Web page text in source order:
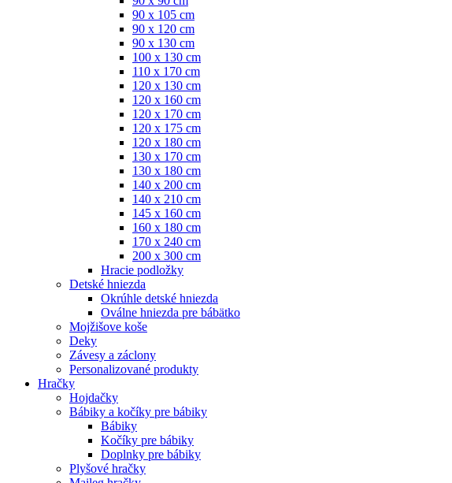
90 x 105 cm
90 x 120 cm
90 x 130 cm
100 x 130 cm
110 x 170 cm
120 x 130 cm
120 x 160 cm
120 x 170 cm
120 x 175 cm
120 x 180 cm
130 x 170 cm
130 x 180 cm
140 x 200 cm
140 x 210 cm
145 x 160 cm
160 x 180 cm
170 x 240 cm
200 x 300 cm
Hracie podložky
Detské hniezda
Okrúhle detské hniezda
Oválne hniezda pre bábätko
Mojžišove koše
Deky
Závesy a záclony
Personalizované produkty
Hračky
Hojdačky
Bábiky a kočíky pre bábiky
Bábiky
Kočíky pre bábiky
Doplnky pre bábiky
Plyšové hračky